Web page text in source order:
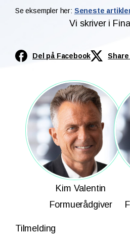
Se eksempler her: Seneste
Vi skriver i
Del på Facebook Share
Kim Valentin
Formuerådgiver
Tilmelding